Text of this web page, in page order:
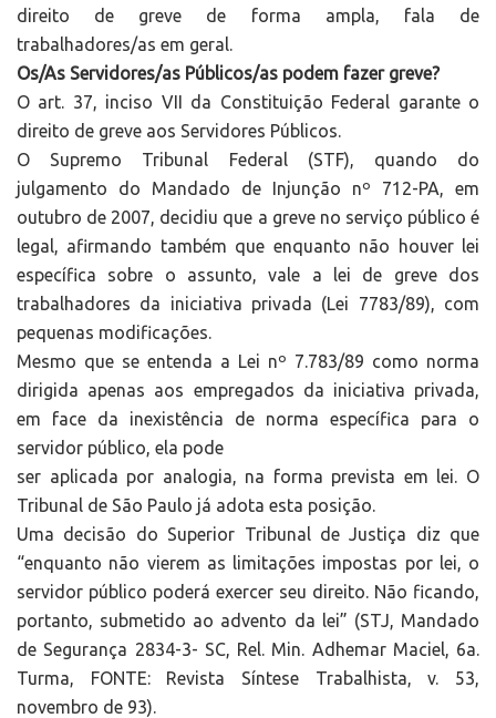
direito de greve de forma ampla, fala de
trabalhadores/as em geral.
Os/As Servidores/as Públicos/as podem fazer greve?
O art. 37, inciso VII da Constituição Federal garante o
direito de greve aos Servidores Públicos.
O Supremo Tribunal Federal (STF), quando do
julgamento do Mandado de Injunção nº 712-PA, em
outubro de 2007, decidiu que a greve no serviço público é
legal, afirmando também que enquanto não houver lei
específica sobre o assunto, vale a lei de greve dos
trabalhadores da iniciativa privada (Lei 7783/89), com
pequenas modificações.
Mesmo que se entenda a Lei nº 7.783/89 como norma
dirigida apenas aos empregados da iniciativa privada,
em face da inexistência de norma específica para o
servidor público, ela pode
ser aplicada por analogia, na forma prevista em lei. O
Tribunal de São Paulo já adota esta posição.
Uma decisão do Superior Tribunal de Justiça diz que
“enquanto não vierem as limitações impostas por lei, o
servidor público poderá exercer seu direito. Não ficando,
portanto, submetido ao advento da lei” (STJ, Mandado
de Segurança 2834-3- SC, Rel. Min. Adhemar Maciel, 6a.
Turma, FONTE: Revista Síntese Trabalhista, v. 53,
novembro de 93).